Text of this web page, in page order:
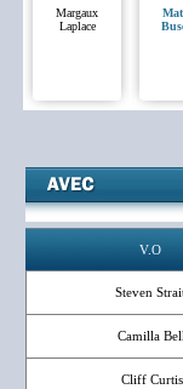
Margaux
Laplace
V.O
Steven
Camilla Bell
Cliff Curtis